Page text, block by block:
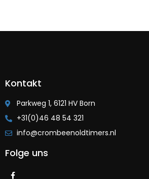
Kontakt
Parkweg 1, 6121 HV Born
+31(0)46 48 54 321
info@crombeenoldtimers.nl
Folge uns